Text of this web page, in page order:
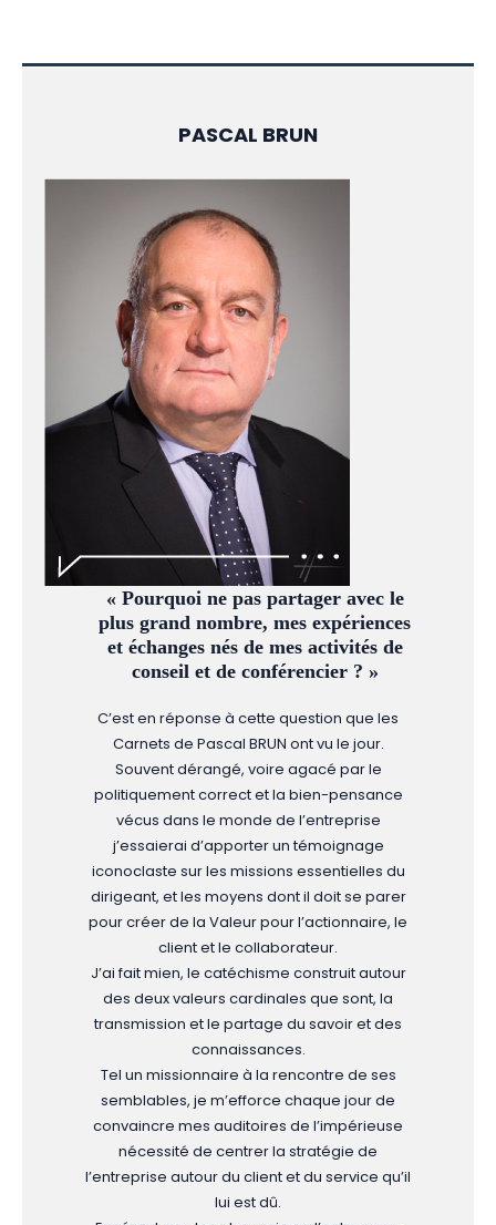
PASCAL BRUN
« Pourquoi ne pas partager avec le
plus grand nombre, mes expériences
et échanges nés de mes activités de
conseil et de conférencier ? »
C’est en réponse à cette question que les
Carnets de Pascal BRUN ont vu le jour.
Souvent dérangé, voire agacé par le
politiquement correct et la bien-pensance
vécus dans le monde de l’entreprise
j’essaierai d’apporter un témoignage
iconoclaste sur les missions essentielles du
dirigeant, et les moyens dont il doit se parer
pour créer de la Valeur pour l’actionnaire, le
client et le collaborateur.
J’ai fait mien, le catéchisme construit autour
des deux valeurs cardinales que sont, la
transmission et le partage du savoir et des
connaissances.
Tel un missionnaire à la rencontre de ses
semblables, je m’efforce chaque jour de
convaincre mes auditoires de l’impérieuse
nécessité de centrer la stratégie de
l’entreprise autour du client et du service qu’il
lui est dû.